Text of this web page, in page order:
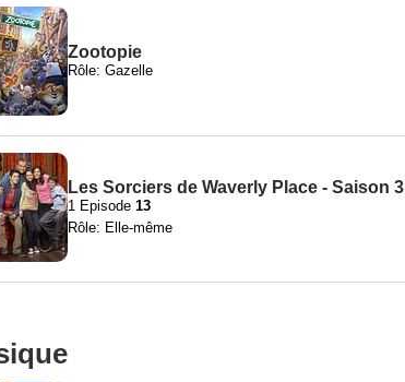
Zootopie
Rôle: Gazelle
Les Sorciers de Waverly Place - Saison 3
1 Episode 13
Rôle: Elle-même